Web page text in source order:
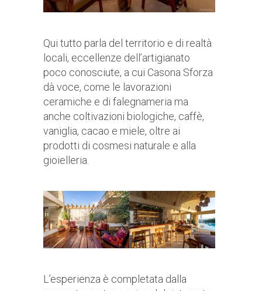
Qui tutto parla del territorio e di realtà
locali, eccellenze dell’artigianato
poco conosciute, a cui Casona Sforza
dà voce, come le lavorazioni
ceramiche e di falegnameria ma
anche coltivazioni biologiche, caffè,
vaniglia, cacao e miele, oltre ai
prodotti di cosmesi naturale e alla
gioielleria.
L’esperienza è completata dalla